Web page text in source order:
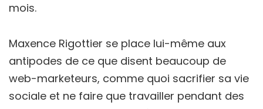
mois.
Maxence Rigottier se place lui-même aux
antipodes de ce que disent beaucoup de
web-marketeurs, comme quoi sacrifier sa vie
sociale et ne faire que travailler pendant des